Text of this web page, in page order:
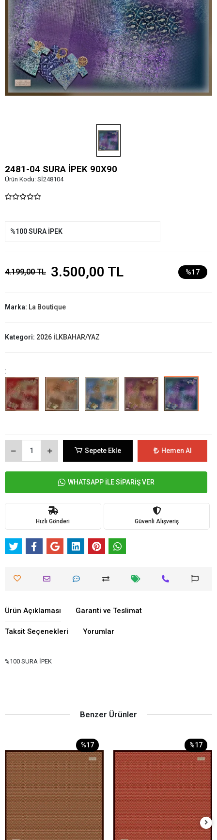
2481-04 SURA İPEK 90X90
Ürün Kodu: Sİ248104
%100 SURA İPEK
4.199,00 TL 3.500,00 TL %17
Marka: La Boutique
Kategori: 2026 İLKBAHAR/YAZ
:
Sepete Ekle Hemen Al
WHATSAPP İLE SİPARİŞ VER
Hızlı Gönderi Güvenli Alışveriş
Ürün Açıklaması Garanti ve Teslimat
Taksit Seçenekleri Yorumlar
%100 SURA İPEK
Benzer Ürünler
%17 %17